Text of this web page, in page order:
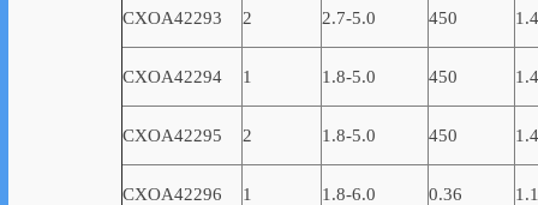
CXOA42293 2 2.7-5.0 450
CXOA42294 1 1.8-5.0 450
CXOA42295 2 1.8-5.0 450
CXOA42296 1 1.8-6.0 0.36 1.1